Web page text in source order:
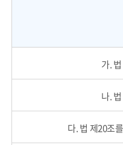
가.
나.
다. 법 제20조